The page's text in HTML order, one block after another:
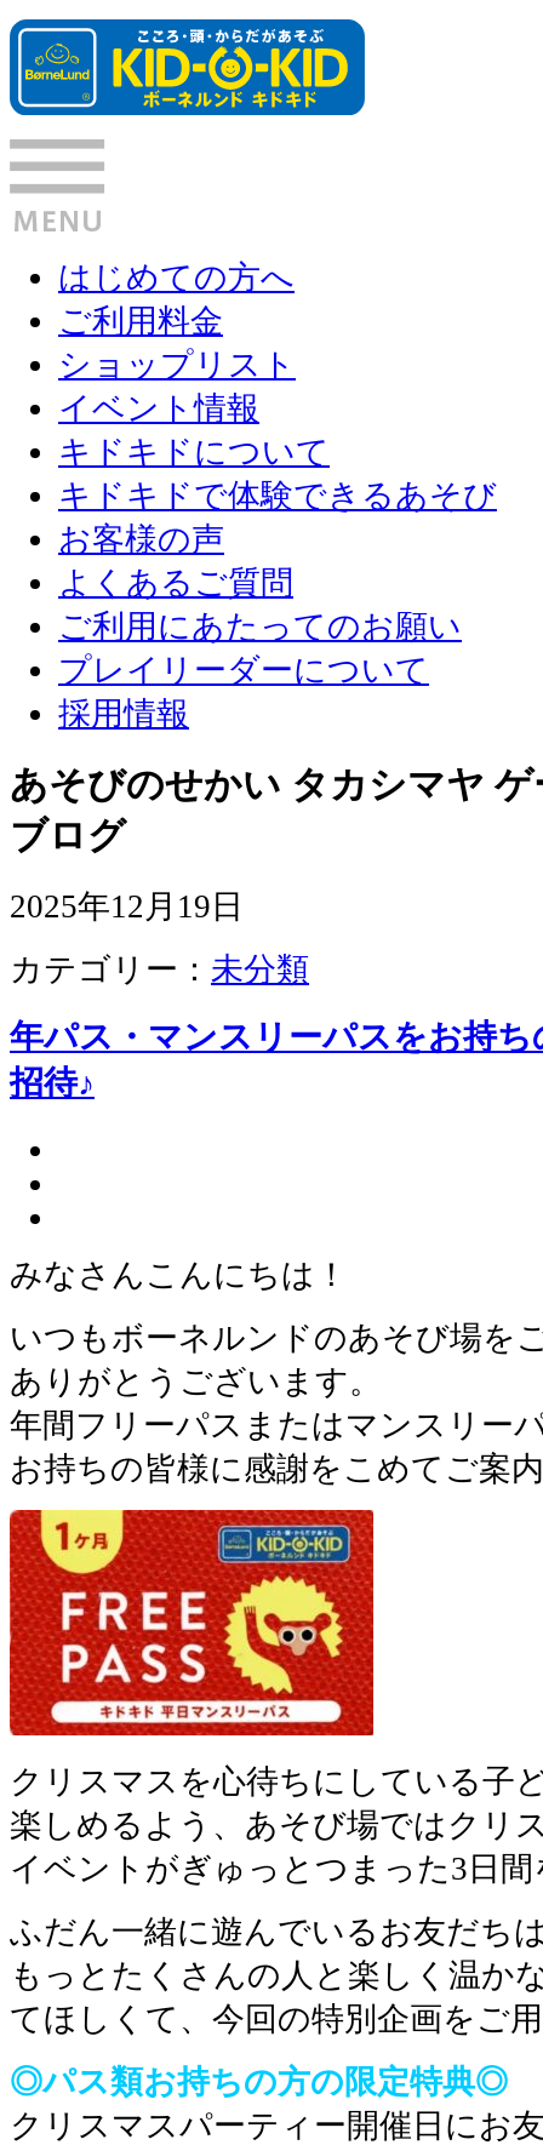
はじめての方へ
ご利用料金
ショップリスト
イベント情報
キドキドについて
キドキドで体験できるあそび
お客様の声
よくあるご質問
ご利用にあたってのお願い
プレイリーダーについて
採用情報
あそびのせかい タカシマヤ
ブログ
2025年12月19日
カテゴリー： 未分類
年パス・マンスリーパスをお持
招待♪
みなさんこんにちは！
いつもボーネルンドのあそび場を
ありがとうございます。
年間フリーパスまたはマンスリー
お持ちの皆様に感謝をこめてご案
クリスマスを心待ちにしている子
楽しめるよう、あそび場ではクリ
イベントがぎゅっとつまった3日
ふだん一緒に遊んでいるお友だち
もっとたくさんの人と楽しく温か
てほしくて、今回の特別企画をご
◎パス類お持ちの方の限定特典◎
クリスマスパーティー開催日にお